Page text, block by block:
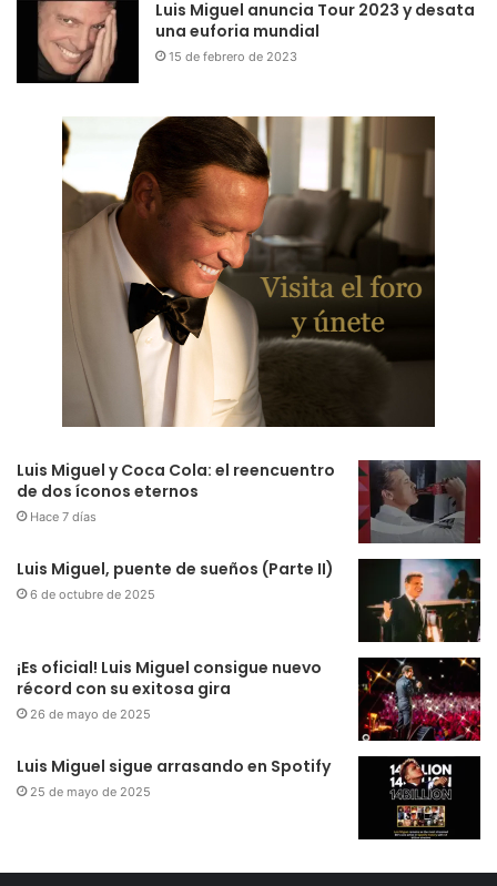
Luis Miguel anuncia Tour 2023 y desata
una euforia mundial
15 de febrero de 2023
Luis Miguel y Coca Cola: el reencuentro
de dos íconos eternos
Hace 7 días
Luis Miguel, puente de sueños (Parte II)
6 de octubre de 2025
¡Es oficial! Luis Miguel consigue nuevo
récord con su exitosa gira
26 de mayo de 2025
Luis Miguel sigue arrasando en Spotify
25 de mayo de 2025